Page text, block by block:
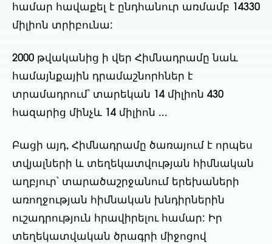
համար հավաքել է ընդհանուր առմամբ 14330
միլիոն տրիբունա:
2000 թվականից ի վեր Հիմնադրամը նաև
համայնքային դրամաշնորհներ է
տրամադրում՝ տարեկան 14 միլիոն 430
հազարից մինչև 14 միլիոն ...
Բացի այդ, Հիմնադրամը ծառայում է որպես
տվյալների և տեղեկատվության հիմնական
աղբյուր՝ տարածաշրջանում երեխաների
առողջության հիմնական խնդիրներին
ուշադրություն հրավիրելու համար: Իր
տեղեկատվական ծրագրի միջոցով